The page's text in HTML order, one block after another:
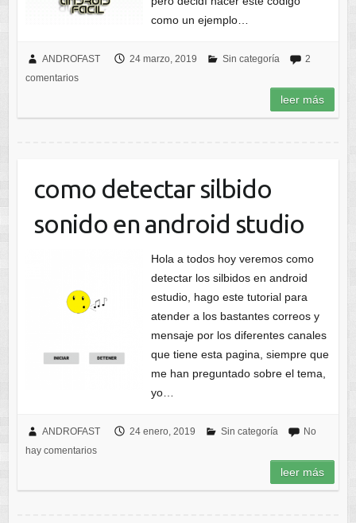
como un ejemplo…
ANDROFAST 24 marzo, 2019 Sin categoría
2
comentarios
leer más
como detectar silbido
sonido en android studio
Hola a todos hoy veremos como
detectar los silbidos en android
estudio, hago este tutorial para
atender a los bastantes correos y
mensaje por los diferentes canales
que tiene esta pagina, siempre que
me han preguntado sobre el tema,
yo…
ANDROFAST 24 enero, 2019 Sin categoría
No
hay comentarios
leer más